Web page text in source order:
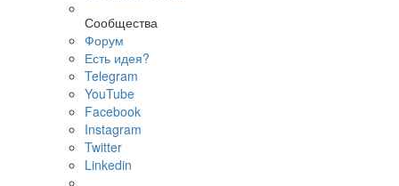
Сообщества
Форум
Есть идея?
Telegram
YouTube
Facebook
Instagram
Twitter
Linkedin